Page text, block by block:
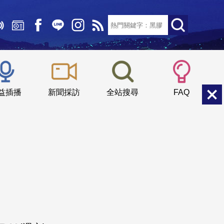
插播 新聞採訪 全站搜尋 FAQ
小 中